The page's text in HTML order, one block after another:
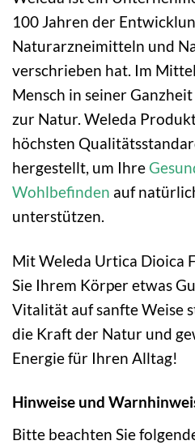
100 Jahren der
Naturarzneimitteln und
verschrieben hat. Im
Mensch in seiner
zur Natur. Weleda
höchsten
hergestellt, um Ihre
Wohlbefinden auf
unterstützen.
Mit Weleda Urtica Dioica
Sie Ihrem Körper etwas
Vitalität auf sanfte Weise
die Kraft der Natur und
Energie für Ihren Alltag!
Hinweise und
Bitte beachten Sie